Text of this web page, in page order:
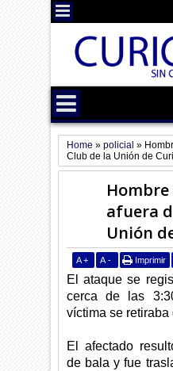
Home »policial »
Club de la Unión de
afuera
Unión
A + A - Imprimir
El ataque se
cerca de las
víctima se retiraba
El afectado
de bala y fue